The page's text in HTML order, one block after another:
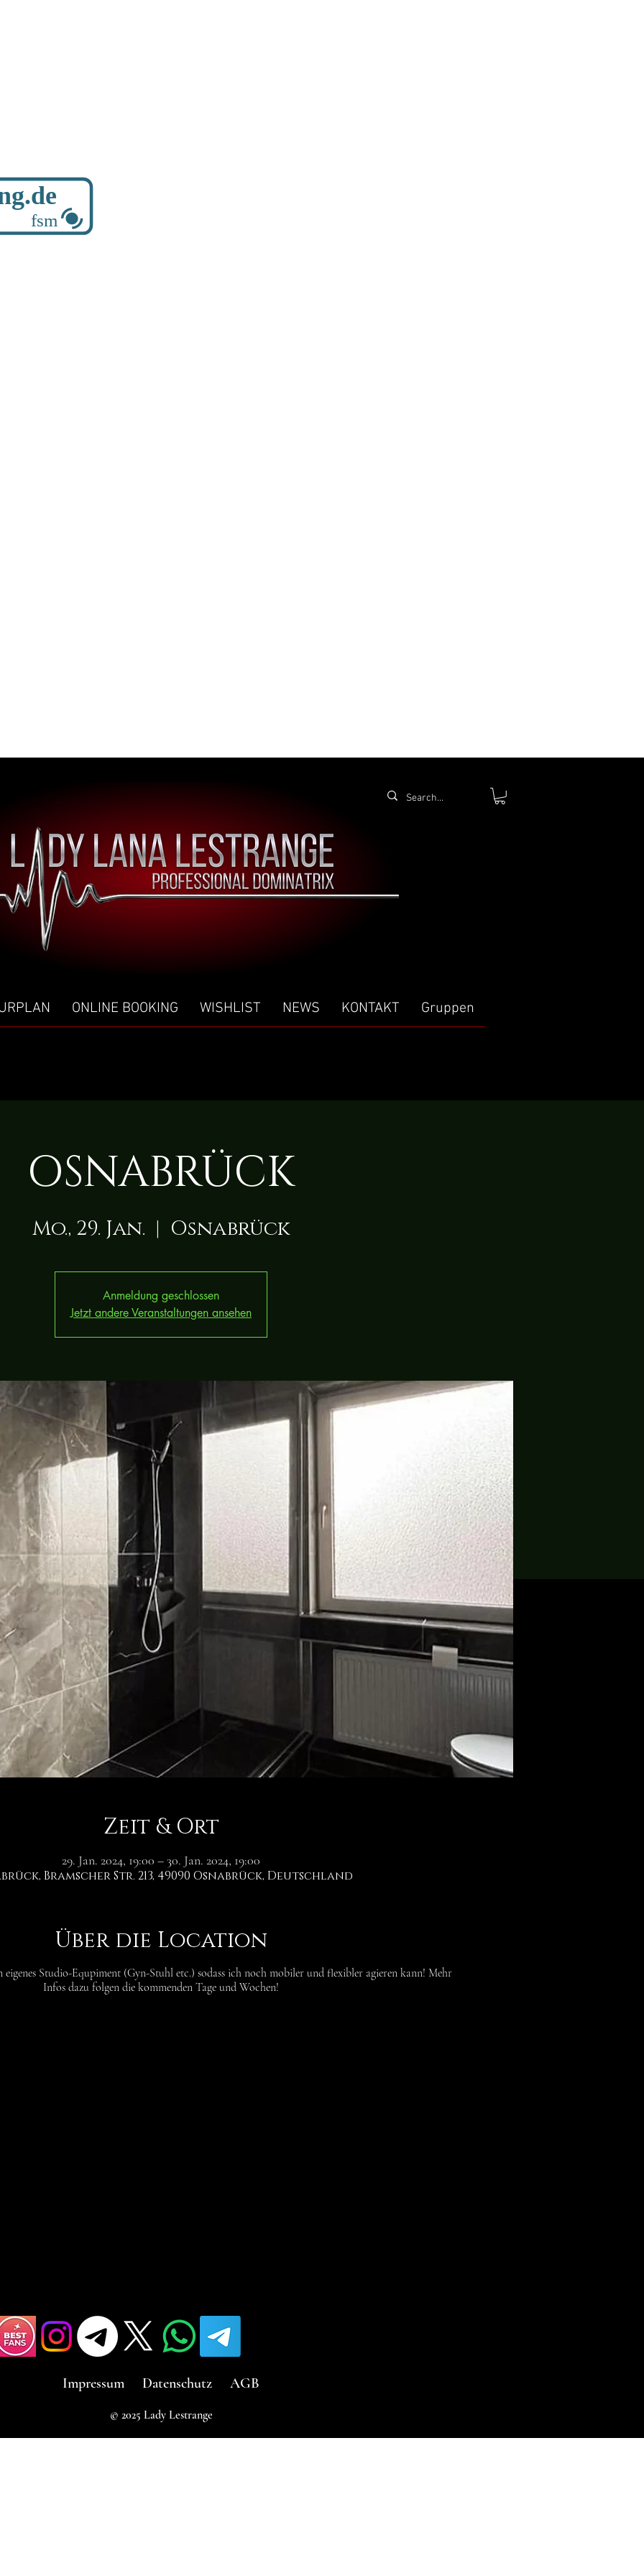
fsm
ONLINE BOOKING WISHLIST NEWS KONTAKT Gruppen
OSNABRÜCK
Mo., 29. Jan.
  |
Osnabrück
Anmeldung geschlossen
Jetzt andere Veranstaltungen ansehen
Zeit & Ort
29. Jan. 2024, 19:00 – 30. Jan. 2024, 19:00
Bramscher Str. 213, 49090 Osnabrück, Deutschland
Über die Location
Studio-Equpiment (Gyn-Stuhl etc.) sodass ich noch mobiler und flexibler agieren kann! Mehr
Infos dazu folgen die kommenden Tage und Wochen!
Impressum Datenschutz AGB
© 2025 Lady Lestrange